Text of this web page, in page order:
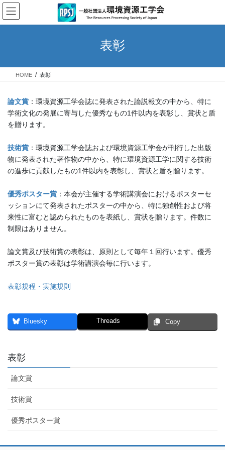
コ
ン
テ
ス
ナ
ビ
ゲ
ン
表彰
HOME 表彰
論文賞 ：環境資源工学会誌に発表された論説報文の中から、特に
学術文化の発展に寄与した優秀なもの1件以内を表彰し、賞状と盾
を贈ります。
技術賞 ：環境資源工学会誌および環境資源工学会が刊行した出版
物に発表された著作物の中から、特に環境資源工学に関する技術
の進歩に貢献したもの1件以内を表彰し、賞状と盾を贈ります。
優秀ポスター賞 ：本会が主催する学術講演会におけるポスターセ
ッションにて発表されたポスターの中から、特に独創性および将
来性に富むと認められたものを表紙し、賞状を贈ります。件数に
制限はありません。
論文賞及び技術賞の表彰は、原則として毎年１回行います。優秀
ポスター賞の表彰は学術講演会毎に行います。
表彰規程・実施規則
Bluesky Threads Copy
表彰
論文賞
技術賞
優秀ポスター賞